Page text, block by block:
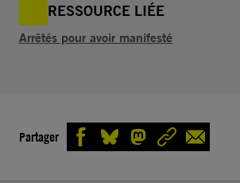
RESSOURCE LIÉE
Arrêtés pour avoir manifesté
Partager